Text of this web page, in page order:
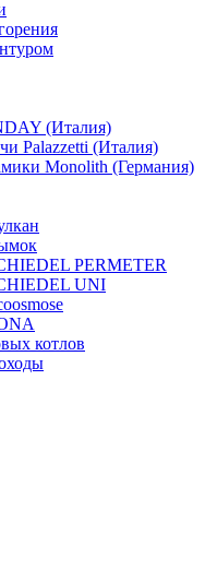
(Италия)
Palazzetti (Италия)
Monolith (Германия)
PERMETER
UNI
котлов